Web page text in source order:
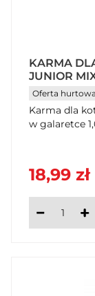
KARMA
JUNIOR
KG (12 X 85
Oferta hurtowa
Karma dla
w galaretce
18,99 zł